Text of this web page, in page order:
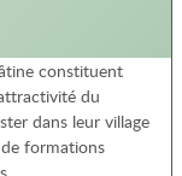
constituent
du
dans leur village
formations